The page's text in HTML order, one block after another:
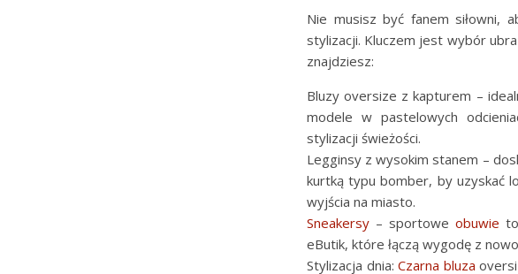
Nie musisz być fanem siłowni,
stylizacji. Kluczem jest wybór
znajdziesz:
Bluzy oversize z kapturem –
modele w pastelowych
stylizacji świeżości.
Legginsy z wysokim stanem –
kurtką typu bomber, by uzyskać
wyjścia na miasto.
Sneakersy – sportoweobuwie
eButik, które łączą wygodę z
Stylizacja dnia:Czarna bluza